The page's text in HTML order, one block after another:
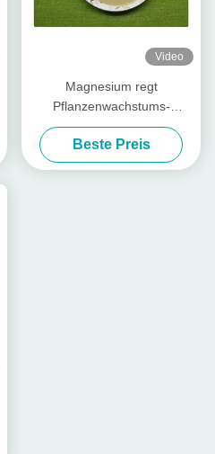
Video
Magnesium regt
Pflanzenwachstums-
Aminosäure chelierte
Mineralien für Blatt-
organisches Düngemittel an
Beste Preis